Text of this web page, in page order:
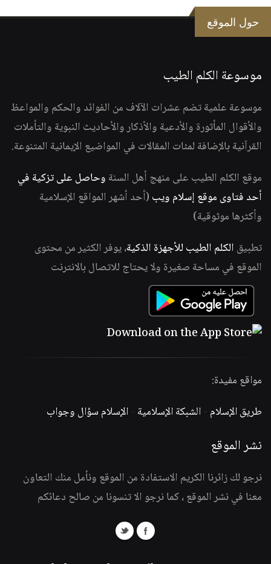
حول الموقع
موسوعة الكلم الطيب
موسوعة علمية تضم عشرات الآلاف من الفوائد والحكم والمواعظ
والأقوال المأثورة والأدعية والأذكار والأحاديث النبوية والتأملات
القرآنية بالإضافة لمئات المقالات في المواضيع الإيمانية المتنوعة.
موقع الكلم الطيب على منهج أهل السنة وحاصل على تزكية في
أحد فتاوى موقع إسلام ويب (أحد أشهر المواقع الإسلامية
وأكثرها موثوقية)
تطبيق الكلم الطيب للأجهزة الذكية، يوفر الكثير من محتوى
الموقع في مساحة صغيرة ولا يحتاج للاتصال بالانترنت
مواقع مفيدة:
طريق الإسلام -الشبكة الإسلامية -الإسلام سؤال وجواب
نشر الموقع
نرجو لك زائرنا الكريم الاستفادة من الموقع ونأمل منك التعاون
معنا في نشر الموقع ، كما نرجو الا تنسونا من صالح دعائكم